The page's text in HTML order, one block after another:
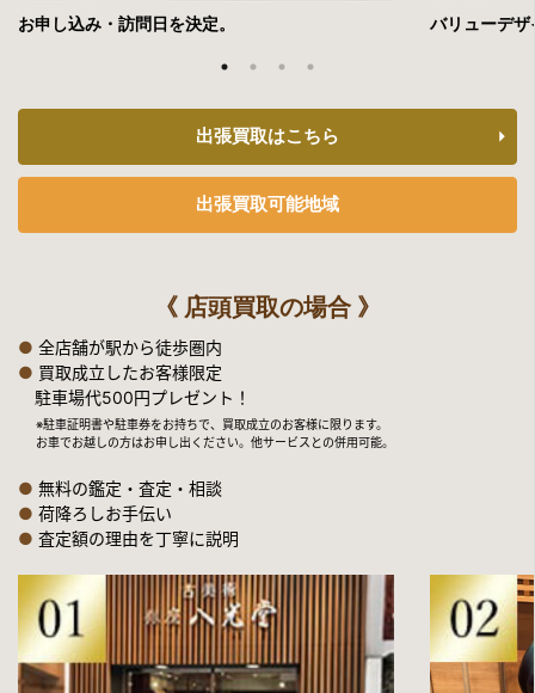
お申し込み・訪問日を決定。 バリューデ
出張買取はこちら
出張買取可能地域
《 店頭買取の場合 》
● 全店舗が駅から徒歩圏内
● 買取成立したお客様限定
駐車場代500円プレゼント！
※駐車証明書や駐車券をお持ちで、買取成立のお客様に限ります。
お車でお越しの方はお申し出ください。他サービスとの併用可能。
● 無料の鑑定・査定・相談
● 荷降ろしお手伝い
● 査定額の理由を丁寧に説明